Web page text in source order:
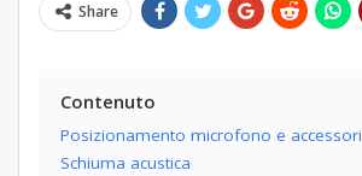
Share
Contenuto
Posizionamento microfono e accessori
Schiuma acustica